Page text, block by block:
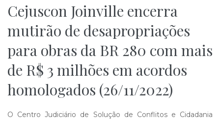
Cejuscon Joinville encerra
mutirão de desapropriações
para obras da BR 280 com mais
de R$ 3 milhões em acordos
homologados (26/11/2022)
O Centro Judiciário de Solução de Conflitos e Cidadania